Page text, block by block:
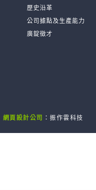
歷史沿革
公司據點及生產能力
廣錠徵才
網頁設計公司 ：振作雲科技